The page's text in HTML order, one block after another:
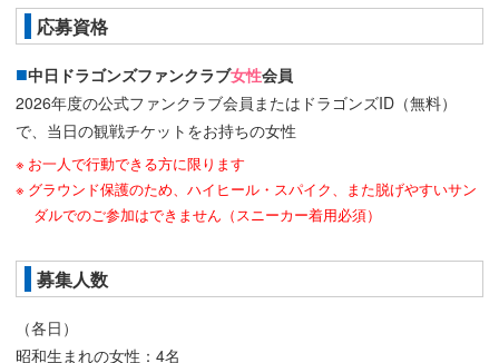
応募資格
中日ドラゴンズファンクラブ女性会員
2026年度の公式ファンクラブ会員またはドラゴンズID（無料）
で、当日の観戦チケットをお持ちの女性
お一人で行動できる方に限ります
グラウンド保護のため、ハイヒール・スパイク、また脱げやすいサン
ダルでのご参加はできません（スニーカー着用必須）
募集人数
（各日）
昭和生まれの女性：4名